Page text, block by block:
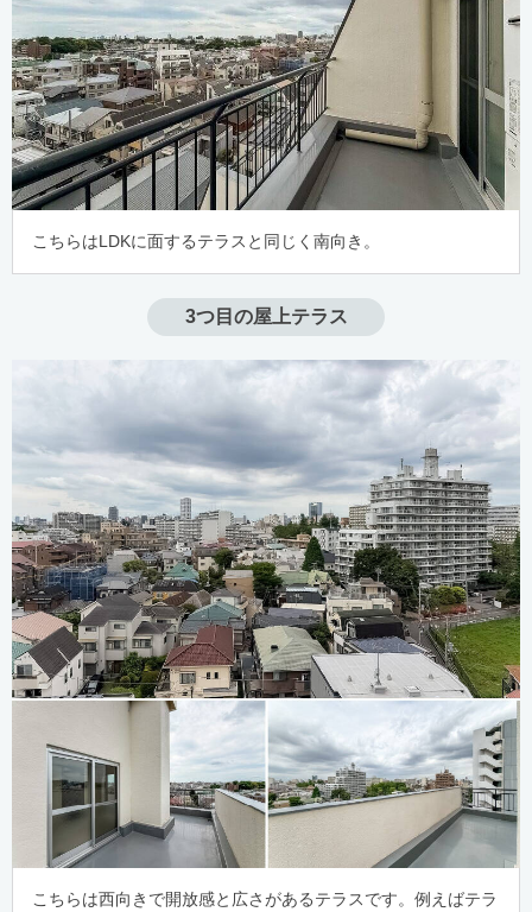
こちらはLDKに面するテラスと同じく南向き。
3つ目の屋上テラス
こちらは西向きで開放感と広さがあるテラスです。例えばテラ